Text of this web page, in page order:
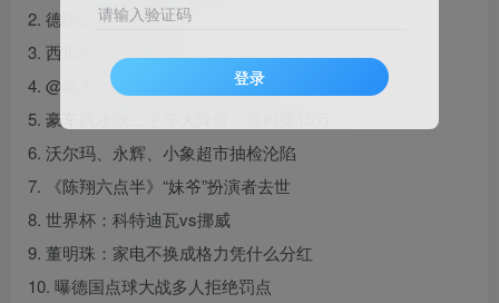
2. 德国队已原地解散
3. 西瓜价格大跳水
4. @高考考生 这些骗局要当心
5. 豪车跳水致二手车大降价：保时捷15万
6. 沃尔玛、永辉、小象超市抽检沦陷
7. 《陈翔六点半》“妹爷”扮演者去世
8. 世界杯：科特迪瓦vs挪威
9. 董明珠：家电不换成格力凭什么分红
10. 曝德国点球大战多人拒绝罚点
请输入验证码
登录